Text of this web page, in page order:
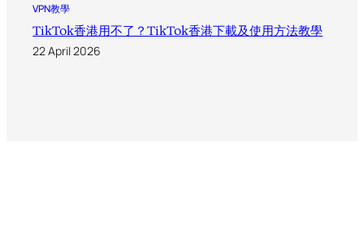
VPN教學
TikTok香港用不了？TikTok香港下載及使用方法教學
22 April 2026